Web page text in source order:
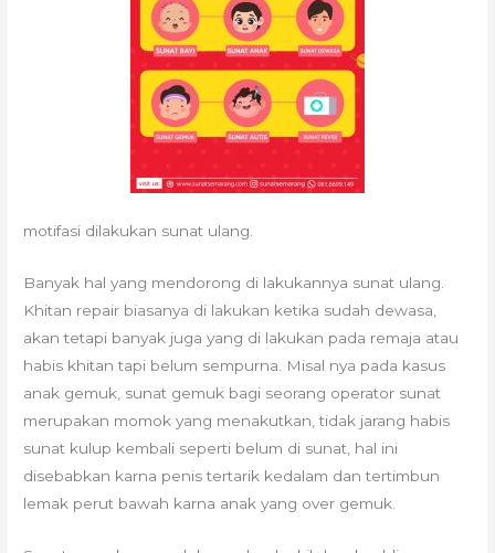
motifasi dilakukan sunat ulang.
Banyak hal yang mendorong di lakukannya sunat ulang.
Khitan repair biasanya di lakukan ketika sudah dewasa,
akan tetapi banyak juga yang di lakukan pada remaja atau
habis khitan tapi belum sempurna. Misal nya pada kasus
anak gemuk, sunat gemuk bagi seorang operator sunat
merupakan momok yang menakutkan, tidak jarang habis
sunat kulup kembali seperti belum di sunat, hal ini
disebabkan karna penis tertarik kedalam dan tertimbun
lemak perut bawah karna anak yang over gemuk.